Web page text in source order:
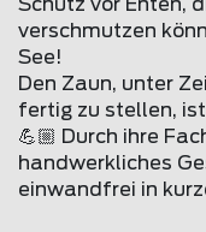
Schutz vor Enten,
verschmutzen
See!
Den Zaun, unter
fertig zu stellen,
💪🏼 Durch ihre
handwerkliches
einwandfrei in